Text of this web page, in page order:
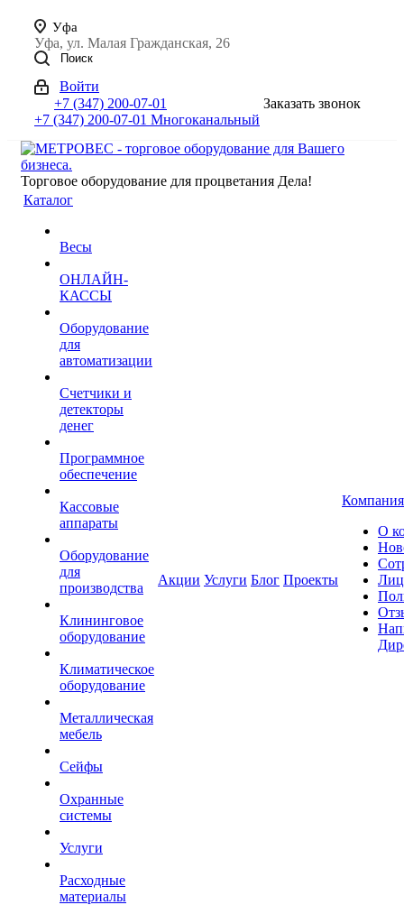
Уфа
Уфа, ул. Малая Гражданская, 26
Поиск
Войти
+7 (347) 200-07-01
+7 (347) 200-07-01 Многоканальный
Заказать звонок
Торговое оборудование для процветания Дела!
Каталог
Весы
ОНЛАЙН-
КАССЫ
Оборудование
для
автоматизации
Счетчики и
детекторы
денег
Программное
обеспечение
Кассовые
аппараты
Оборудование
для
производства
Клининговое
оборудование
Климатическое
оборудование
Металлическая
мебель
Сейфы
Охранные
системы
Услуги
Расходные
материалы
Акции Услуги Блог Проекты
Компания
О